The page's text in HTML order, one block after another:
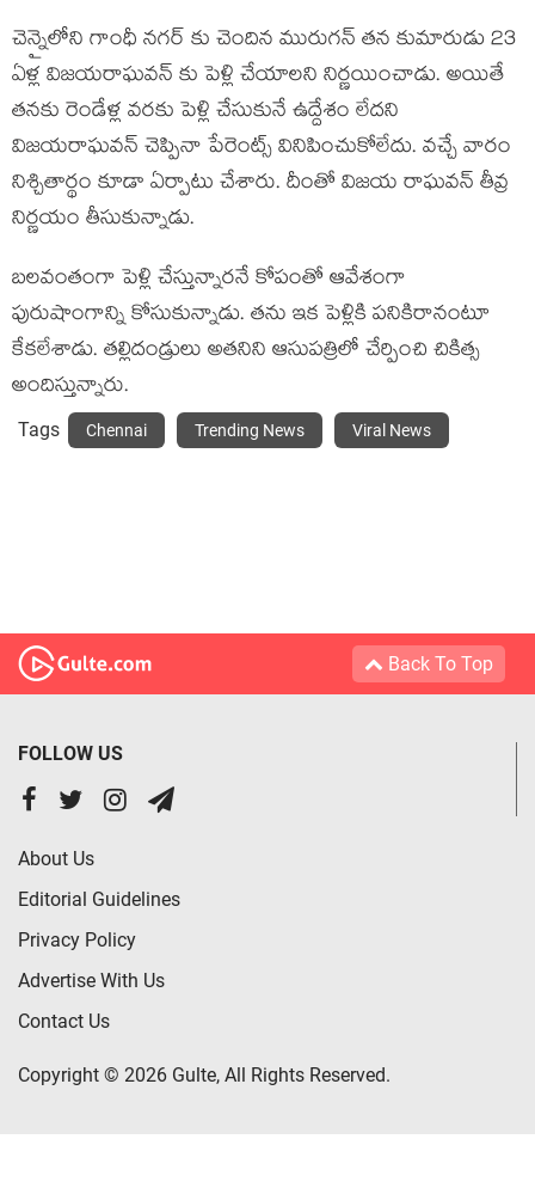
చెన్నైలోని గాంధీ నగర్ కు చెందిన మురుగన్ త‌న కుమారుడు 23
ఏళ్ల విజయరాఘవన్ కు పెళ్లి చేయాలని నిర్ణ‌యించాడు. అయితే
తనకు రెండేళ్ల వరకు పెళ్లి చేసుకునే ఉద్దేశం లేదని
విజ‌య‌రాఘ‌వ‌న్ చెప్పినా పేరెంట్స్ వినిపించుకోలేదు. వ‌చ్చే వారం
నిశ్చితార్థం కూడా ఏర్పాటు చేశారు. దీంతో విజ‌య రాఘ‌వ‌న్ తీవ్ర
నిర్ణ‌యం తీసుకున్నాడు.
బలవంతంగా పెళ్లి చేస్తున్నారనే కోపంతో ఆవేశంగా
పురుషాంగాన్ని కోసుకున్నాడు. తను ఇక పెళ్లికి పనికిరానంటూ
కేకలేశాడు. తల్లిదండ్రులు అతనిని ఆసుపత్రిలో చేర్పించి చికిత్స
అందిస్తున్నారు.
Tags Chennai Trending News Viral News
Back To Top
FOLLOW US
About Us
Editorial Guidelines
Privacy Policy
Advertise With Us
Contact Us
Copyright © 2026 Gulte, All Rights Reserved.